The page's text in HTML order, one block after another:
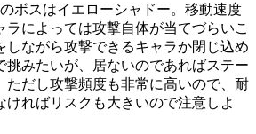
ボスはイエローシャドー。移動速度
ラによっては攻撃自体が当てづらいこ
しながら攻撃できるキャラか閉じ込め
挑みたいが、居ないのであればステー
ただし攻撃頻度も非常に高いので、耐
ければリスクも大きいので注意しよ